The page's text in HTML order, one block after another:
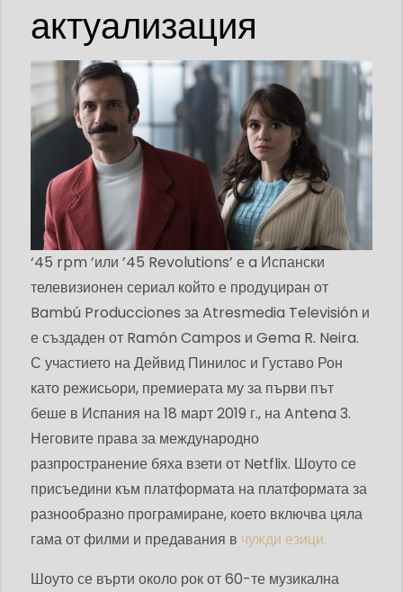
актуализация
‘45 rpm ’или ’45 Revolutions’ е a Испански
телевизионен сериал който е продуциран от
Bambú Producciones за Atresmedia Televisión и
е създаден от Ramón Campos и Gema R. Neira.
С участието на Дейвид Пинилос и Густаво Рон
като режисьори, премиерата му за първи път
беше в Испания на 18 март 2019 г., на Antena 3.
Неговите права за международно
разпространение бяха взети от Netflix. Шоуто се
присъедини към платформата на платформата за
разнообразно програмиране, което включва цяла
гама от филми и предавания в чужди езици.
Шоуто се върти около рок от 60-те музикална